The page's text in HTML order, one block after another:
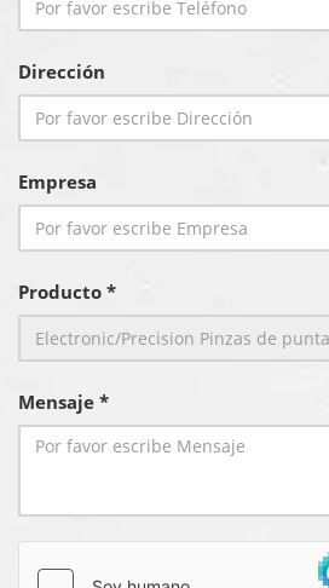
Dirección
Empresa
Producto *
Mensaje *